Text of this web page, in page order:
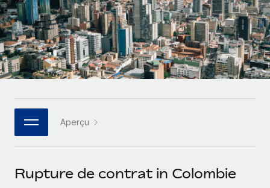
INFRASTRUCTURE
Intégration Remote
Intégrez vos RH aux flux de travail en toute simplicité
Plateforme
Des fonctions RH clés intégrées pour votre équipe
Connectez n'importe quel outil d’IA à Remote grâce à
notre MCP
Rationalisez vos processus avec des outils essentiels
Des solutions agiles et internationales pour les RH et la
paie des entreprises en pleine croissance
Entreprises intermédiaires
Développez vos équipes avec des solutions RH sur
mesure
Entreprise
Les RH à l’international pour les grandes entreprises
Partenaires stratégiques de la tech
APPRENDRE AVEC REMOTE
Recherche et guides
Études de cas
Checklists et modèles
Descriptions de postes
Événements
Español
Italiano
Português (Portugal)
日本語
한국어
Aperçu
Rupture de contrat in Colombie